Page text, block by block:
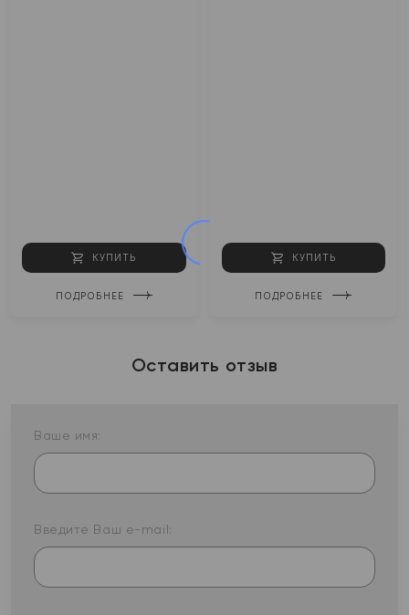
КУПИТЬ
ПОДРОБНЕЕ
КУПИТЬ
ПОДРОБНЕЕ
Оставить отзыв
Ваше имя:
Введите Ваш e-mail: